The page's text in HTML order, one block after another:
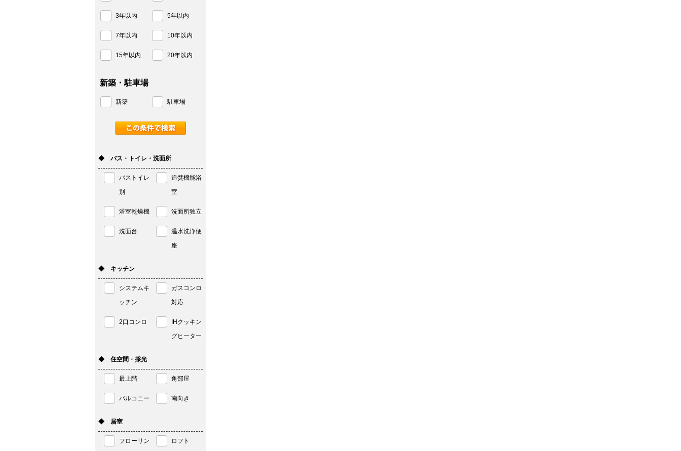
3年以内 5年以内
7年以内 10年以内
15年以内 20年以内
新築・駐車場
新築 駐車場
◆ バス・トイレ・洗面所
バストイレ
別
追焚機能浴
室
浴室乾燥機 洗面所独立
洗面台
温水洗浄便
座
◆ キッチン
システムキ
ッチン
ガスコンロ
対応
2口コンロ
IHクッキン
グヒーター
◆ 住空間・採光
最上階 角部屋
バルコニー 南向き
◆ 居室
フローリン
ロフト